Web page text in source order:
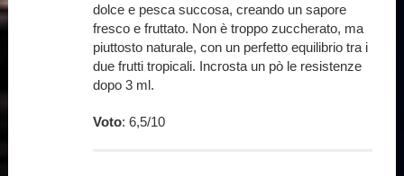
dolce e pesca succosa, creando un sapore
fresco e fruttato. Non è troppo zuccherato, ma
piuttosto naturale, con un perfetto equilibrio tra i
due frutti tropicali. Incrosta un pò le resistenze
dopo 3 ml.
Voto: 6,5/10